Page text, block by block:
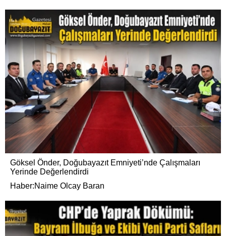
Göksel Önder, Doğubayazıt Emniyeti’nde Çalışmaları
Yerinde Değerlendirdi
Haber:Naime Olcay Baran